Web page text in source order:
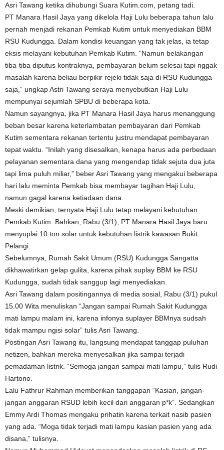
Asri Tawang ketika dihubungi Suara Kutim.com, petang tadi.
PT Manara Hasil Jaya yang dikelola Haji Lulu beberapa tahun lalu
pernah menjadi rekanan Pemkab Kutim untuk menyediakan BBM
RSU Kudungga. Dalam kondisi keuangan yang tak jelas, ia tetap
eksis melayani kebutuhan Pemkab Kutim. “Namun belakangan
tiba-tiba diputus kontraknya, pembayaran belum selesai tapi nggak
masalah karena beliau berpikir rejeki tidak saja di RSU Kudungga
saja,” ungkap Astri Tawang seraya menyebutkan Haji Lulu
mempunyai sejumlah SPBU di beberapa kota.
Namun sayangnya, jika PT Manara Hasil Jaya harus menanggung
beban besar karena keterlambatan pembayaran dari Pemkab
Kutim sementara rekanan tertentu justru mendapat pembayaran
tepat waktu. “Inilah yang disesalkan, kenapa harus ada perbedaan
pelayanan sementara dana yang mengendap tidak sejuta dua juta
tapi lima puluh miliar,” beber Asri Tawang yang mengakui beberapa
hari lalu meminta Pemkab bisa membayar tagihan Haji Lulu,
namun gagal karena ketiadaan dana.
Meski demikian, ternyata Haji Lulu tetap melayani kebutuhan
Pemkab Kutim. Bahkan, Rabu (3/1), PT Manara Hasil Jaya baru
menyuplai 10 ton solar untuk kebutuhan listrik kawasan Bukit
Pelangi.
Sebelumnya, Rumah Sakit Umum (RSU) Kudungga Sangatta
dikhawatirkan gelap gulita, karena pihak suplay BBM ke RSU
Kudungga, sudah tidak sanggup lagi menyediakan.
Asri Tawang dalam positingannya di media sosial, Rabu (3/1) pukul
15.00 Wita menuliskan “Jangan sampai Rumah Sakit Kudungga
mati lampu malam ini, karena infonya suplayer BBMnya sudsah
tidak mampu ngisi solar” tulis Asri Tawang.
Postingan Asri Tawang itu, langsung mendapat tanggap puluhan
netizen, bahkan mereka menyesalkan jika sampai terjadi
pemadaman listrik. “Semoga jangan sampai mati lampu,” tulis Rudi
Hartono.
Lalu Fathrur Rahman memberikan tanggapan “Kasian, jangan-
jangan anggaran RSUD lebih kecil dari anggaran p*k”. Sedangkan
Emmy Ardi Thomas mengaku prihatin karena terkait nasib pasien
yang ada. “Moga tidak terjadi mati lampu kasian pasien yang ada
disana,” tulisnya.